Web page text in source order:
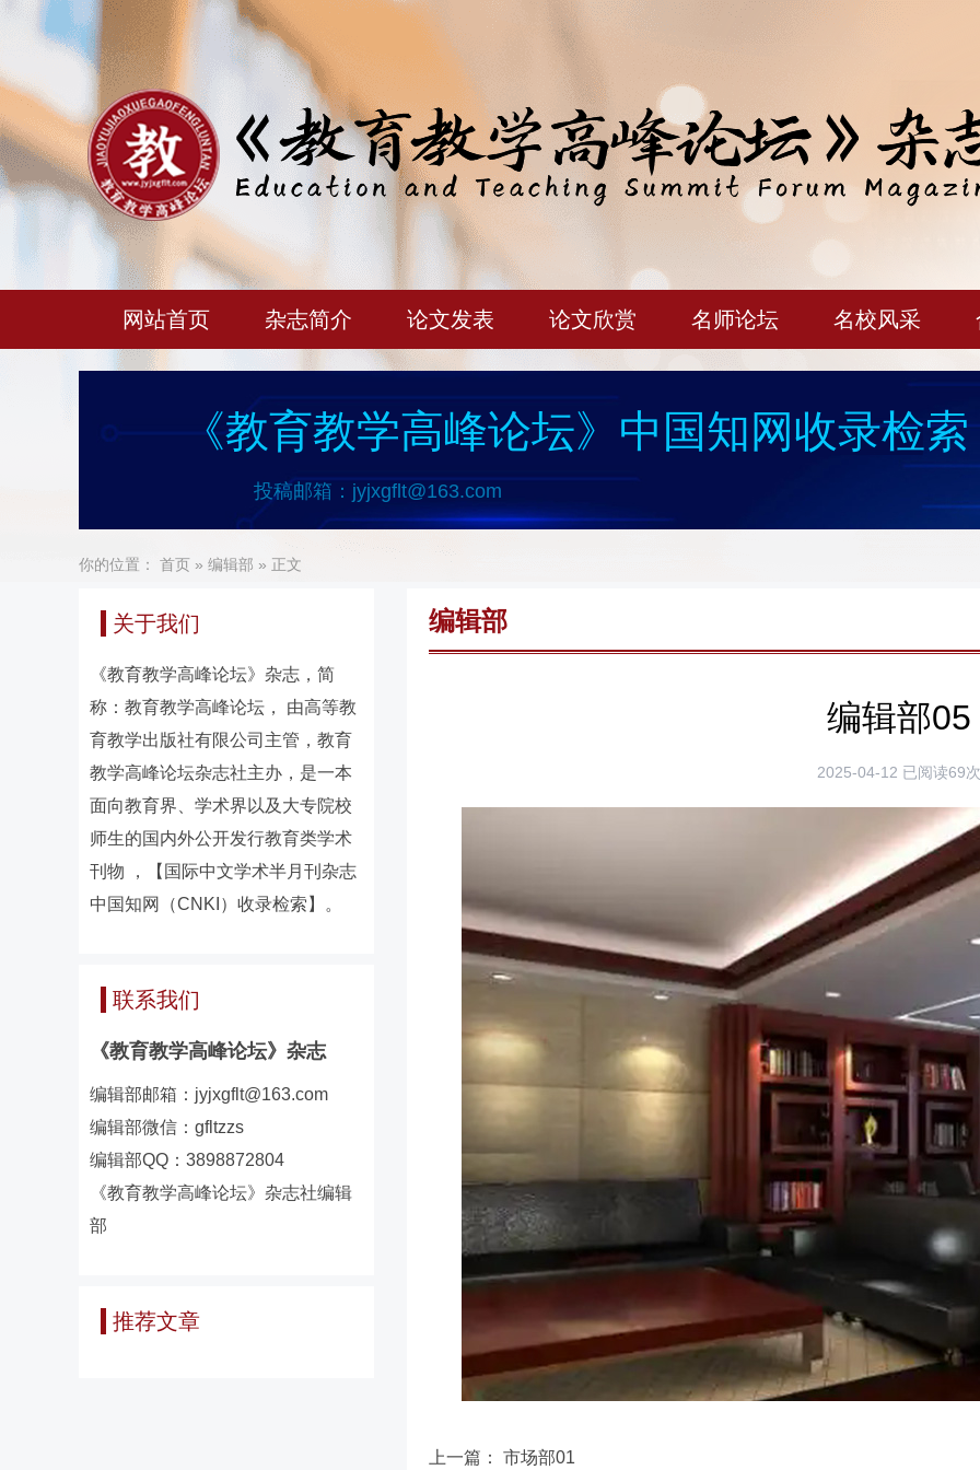
网站首页 杂志简介 论文发表 论文欣赏 名师论坛 名校风采
《教育教学高峰论坛》中国知网收录检索
投稿邮箱： jyjxgflt@163.com
你的位置： 首页 » 编辑部 » 正文
关于我们
《教育教学高峰论坛》杂志，简
称：教育教学高峰论坛， 由高等教
育教学出版社有限公司主管，教育
教学高峰论坛杂志社主办，是一本
面向教育界、学术界以及大专院校
师生的国内外公开发行教育类学术
刊物 ，【国际中文学术半月刊杂志
中国知网（CNKI）收录检索】。
联系我们
《教育教学高峰论坛》杂志
编辑部邮箱：jyjxgflt@163.com
编辑部微信：gfltzzs
编辑部QQ：3898872804
《教育教学高峰论坛》杂志社编辑
部
推荐文章
编辑部
编辑部05
2025-04-12 已阅读69次
上一篇： 市场部01